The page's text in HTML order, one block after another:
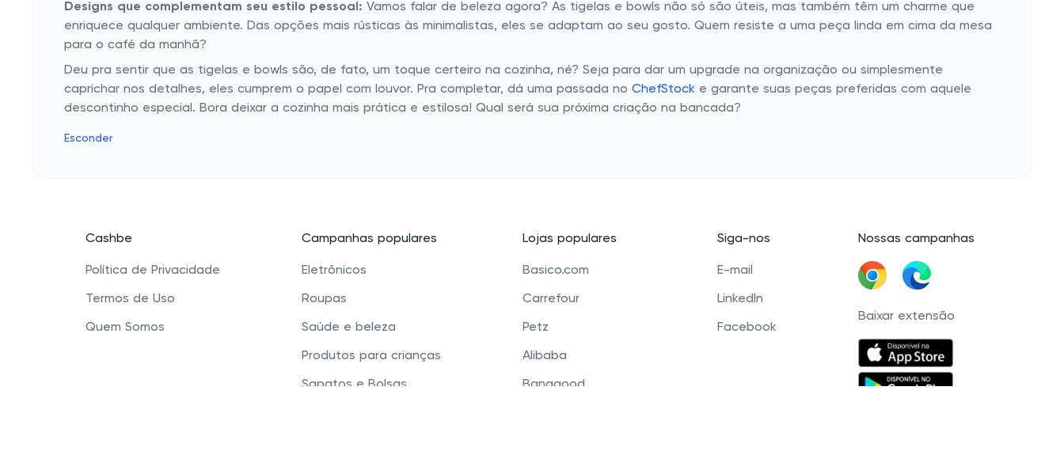
Designs que complementam seu estilo pessoal: Vamos falar de beleza agora? As tigelas e bowls não só são úteis, mas também têm um charme que
enriquece qualquer ambiente. Das opções mais rústicas às minimalistas, eles se adaptam ao seu gosto. Quem resiste a uma peça linda em cima da mesa
para o café da manhã?
Deu pra sentir que as tigelas e bowls são, de fato, um toque certeiro na cozinha, né? Seja para dar um upgrade na organização ou simplesmente
caprichar nos detalhes, eles cumprem o papel com louvor. Pra completar, dá uma passada no ChefStock e garante suas peças preferidas com aquele
descontinho especial. Bora deixar a cozinha mais prática e estilosa! Qual será sua próxima criação na bancada?
Esconder
Cashbe
Política de Privacidade
Termos de Uso
Quem Somos
Campanhas populares
Eletrônicos
Roupas
Saúde e beleza
Produtos para crianças
Sapatos e Bolsas
Lojas populares
Basico.com
Carrefour
Petz
Alibaba
Banggood
Siga-nos
E-mail
LinkedIn
Facebook
Nossas campanhas
Baixar extensão